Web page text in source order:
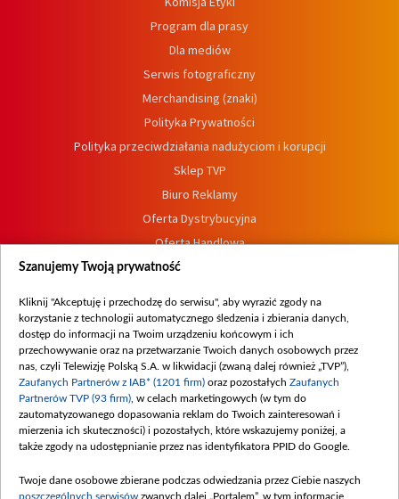
Program dla prasy
Dla mediów
Serwis fotograficzny
Merchandising (znaki)
Polityka Prywatności
Polityka przeciwdziałania nadużyciom i korupcji
Sklep TVP
Biuro Reklamy
Oferta Dystrybucyjna
Oferta Handlowa
Dostępność
Procedura zgłoszeń wewnętrznych
Szanujemy Twoją prywatność
Kliknij "Akceptuję i przechodzę do serwisu", aby wyrazić zgody na
korzystanie z technologii automatycznego śledzenia i zbierania danych,
dostęp do informacji na Twoim urządzeniu końcowym i ich
przechowywanie oraz na przetwarzanie Twoich danych osobowych przez
nas, czyli Telewizję Polską S.A. w likwidacji (zwaną dalej również „TVP”),
Zaufanych Partnerów z IAB* (1201 firm) oraz pozostałych Zaufanych
Partnerów TVP (93 firm) , w celach marketingowych (w tym do
zautomatyzowanego dopasowania reklam do Twoich zainteresowań i
mierzenia ich skuteczności) i pozostałych, które wskazujemy poniżej, a
także zgody na udostępnianie przez nas identyfikatora PPID do Google.
Twoje dane osobowe zbierane podczas odwiedzania przez Ciebie naszych
poszczególnych serwisów zwanych dalej „Portalem”, w tym informacje